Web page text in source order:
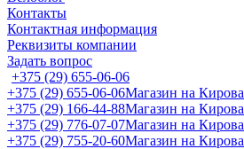
Контакты
Контактная информация
Реквизиты компании
Задать вопрос
+375 (29) 655-06-06
+375 (29) 655-06-06Магазин на Кирова
+375 (29) 166-44-88Магазин на Кирова
+375 (29) 776-07-07Магазин на Кирова
+375 (29) 755-20-60Магазин на Кирова